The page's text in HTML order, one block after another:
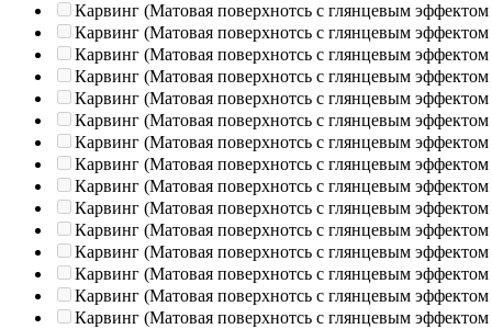
Карвинг (Матовая поверхнотсь с глянцевым эффектом
Карвинг (Матовая поверхнотсь с глянцевым эффектом
Карвинг (Матовая поверхнотсь с глянцевым эффектом
Карвинг (Матовая поверхнотсь с глянцевым эффектом
Карвинг (Матовая поверхнотсь с глянцевым эффектом
Карвинг (Матовая поверхнотсь с глянцевым эффектом
Карвинг (Матовая поверхнотсь с глянцевым эффектом
Карвинг (Матовая поверхнотсь с глянцевым эффектом
Карвинг (Матовая поверхнотсь с глянцевым эффектом
Карвинг (Матовая поверхнотсь с глянцевым эффектом
Карвинг (Матовая поверхнотсь с глянцевым эффектом
Карвинг (Матовая поверхнотсь с глянцевым эффектом
Карвинг (Матовая поверхнотсь с глянцевым эффектом
Карвинг (Матовая поверхнотсь с глянцевым эффектом
Карвинг (Матовая поверхнотсь с глянцевым эффектом